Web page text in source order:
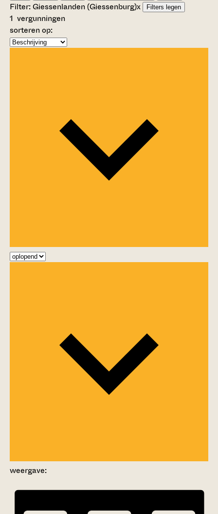
Filter:Giessenlanden (Giessenburg)x Filters legen
1 vergunningen
sorteren op:
weergave: